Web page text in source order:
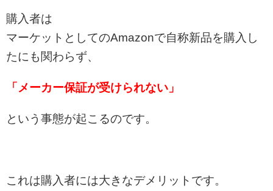
購入者は
マーケットとしてのAmazonで自称新品を購入し
たにも関わらず、
「メーカー保証が受けられない」
という事態が起こるのです。
これは購入者には大きなデメリットです。